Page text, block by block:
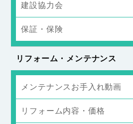
建設協力会
保証・保険
リフォーム・メンテナンス
メンテナンスお手入れ動画
リフォーム内容・価格